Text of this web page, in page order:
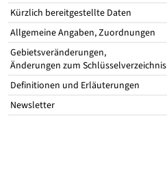
Kürzlich bereitgestellte Daten
Allgemeine Angaben, Zuordnungen
Gebietsveränderungen,
Änderungen zum Schlüsselverzeichnis
Definitionen und Erläuterungen
Newsletter